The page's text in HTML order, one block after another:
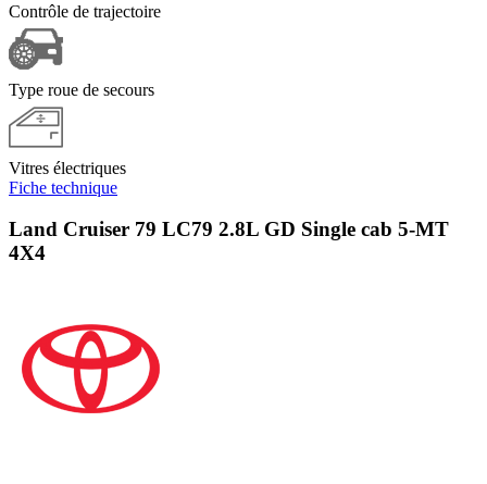
Contrôle de trajectoire
Type roue de secours
Vitres électriques
Fiche technique
Land Cruiser 79 LC79 2.8L GD Single cab 5-MT
4X4